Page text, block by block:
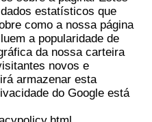
estatísticos que
como a nossa página
a popularidade de
da nossa carteira
novos e
armazenar esta
do Google está